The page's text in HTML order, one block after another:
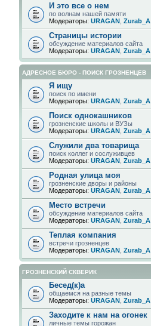
И это все о нем
по волнам нашей памяти
Модераторы: URAGAN Zurab_A
Страницы истории
обсуждение материалов сайта
Модераторы: URAGAN Zurab_A
АДРЕСНОЕ БЮРО - ПОИСК ГРОЗНЕНЦЕВ
Я ищу
поиск по имени
Модераторы: URAGAN Zurab_A
Поиск однокашников
грозненские школы и ВУЗы
Модераторы: URAGAN Zurab_A
Служили два товарища
поиск коллег и сослуживцев
Модераторы: URAGAN Zurab_A
Родная улица моя
грозненские дворы и районы
Модераторы: URAGAN Zurab_A
Место встречи
обсуждение материалов сайта
Модераторы: URAGAN Zurab_A
Теплая компания
встречи грозненцев
Модераторы: URAGAN Zurab_A
ГРОЗНЕНСКИЙ СКВЕРИК
Бесед(к)а
общаемся на разные темы
Модераторы: URAGAN Zurab_A
Заходите к нам на огонек
личные темы горожан